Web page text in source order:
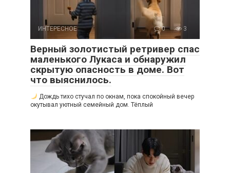
ИНТЕРЕСНОЕ 0 3
Верный золотистый ретривер спас
маленького Лукаса и обнаружил
скрытую опасность в доме. Вот
что выяснилось.
Дождь тихо стучал по окнам, пока спокойный вечер
окутывал уютный семейный дом. Тёплый